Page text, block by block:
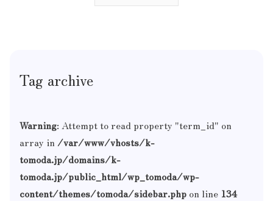
ンTag archive
Warning: Attempt to read property "term_id" on
array in /var/www/vhosts/k-
tomoda.jp/domains/k-
tomoda.jp/public_html/wp_tomoda/wp-
content/themes/tomoda/sidebar.php on line 134